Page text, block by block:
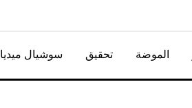
الموضة تحقيق سوشيال ميديا